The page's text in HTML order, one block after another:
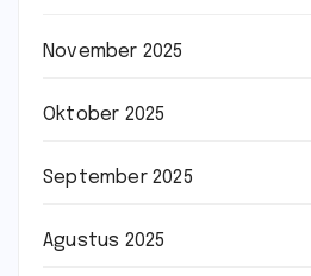
November 2025
Oktober 2025
September 2025
Agustus 2025